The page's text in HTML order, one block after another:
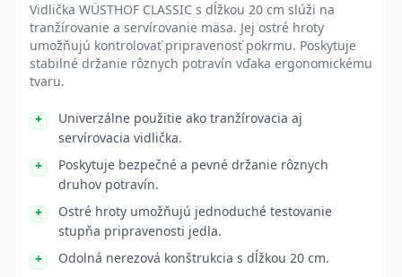
Vidlička WÜSTHOF CLASSIC s dĺžkou 20 cm slúži na
tranžírovanie a servírovanie mäsa. Jej ostré hroty
umožňujú kontrolovať pripravenosť pokrmu. Poskytuje
stabilné držanie rôznych potravín vďaka ergonomickému
tvaru.
Univerzálne použitie ako tranžírovacia aj
servírovacia vidlička.
Poskytuje bezpečné a pevné držanie rôznych
druhov potravín.
Ostré hroty umožňujú jednoduché testovanie
stupňa pripravenosti jedla.
Odolná nerezová konštrukcia s dĺžkou 20 cm.